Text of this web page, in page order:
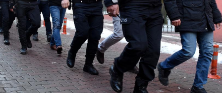
İzmir'de düzenlenen uyuşturucu
operasyonunda yakalanan 33 zanlıdan
13'ü tutuklandı, 20'si adli kontrol şartıyla
serbest bırakıldı.